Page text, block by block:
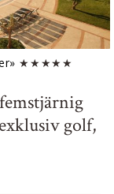
★★★★★
golf,